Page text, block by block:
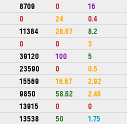
8709 0 16
0 24 0.4
11384 26.67 8.2
0 0 3
39120 100 5
23590 0 0.5
15569 16.67 2.92
9850 58.62 2.48
13915 0 0
13538 50 1.75